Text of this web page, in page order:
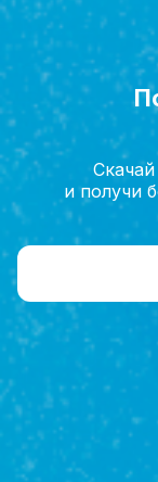
Главная
и получи